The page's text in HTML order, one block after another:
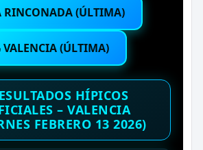
RINCONADA (ÚLTIMA)
VALENCIA (ÚLTIMA)
HÍPICOS
– VALENCIA
FEBRERO 13 2026)